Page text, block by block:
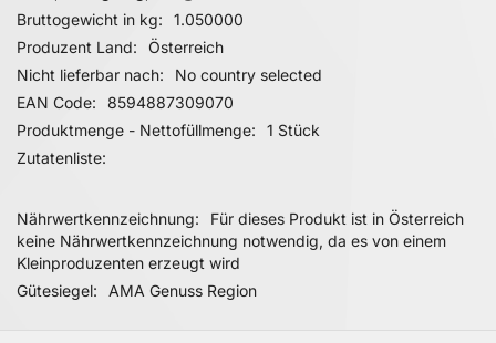
Bruttogewicht in kg
1.050000
Produzent Land
Österreich
Nicht lieferbar nach
No country selected
EAN Code
8594887309070
Produktmenge - Nettofüllmenge
1 Stück
Zutatenliste
Nährwertkennzeichnung
Für dieses Produkt ist in Österreich
keine Nährwertkennzeichnung notwendig, da es von einem
Kleinproduzenten erzeugt wird
Gütesiegel
AMA Genuss Region